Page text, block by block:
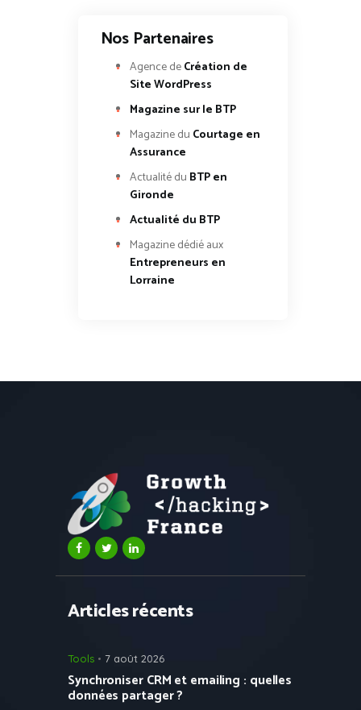
Nos Partenaires
Agence deCréation de
Site WordPress
Magazine sur le BTP
Magazine du Courtage en
Assurance
Actualité du BTP en
Gironde
Actualité du BTP
Magazine dédié aux
Entrepreneurs en
Lorraine
Articles récents
Tools 7 août 2026
Synchroniser CRM et emailing : quelles
données partager ?